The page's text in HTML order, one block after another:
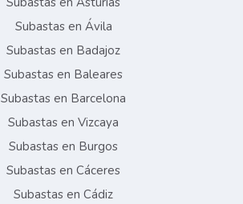
Subastas en Ávila
Subastas en Badajoz
Subastas en Baleares
Subastas en Barcelona
Subastas en Vizcaya
Subastas en Burgos
Subastas en Cáceres
Subastas en Cádiz